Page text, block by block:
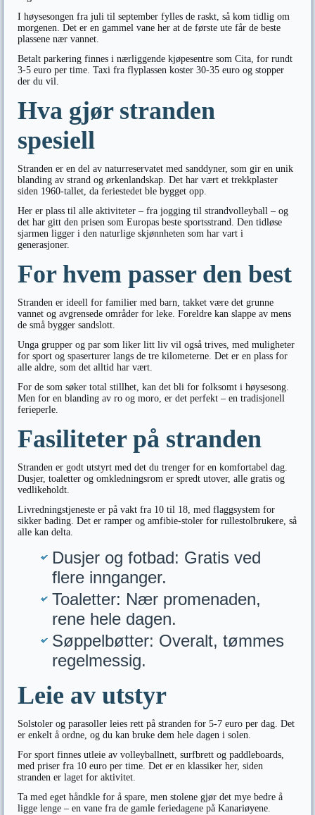
I høysesongen fra juli til september fylles de raskt, så kom tidlig om
morgenen. Det er en gammel vane her at de første ute får de beste
plassene nær vannet.
Betalt parkering finnes i nærliggende kjøpesentre som Cita, for rundt
3-5 euro per time. Taxi fra flyplassen koster 30-35 euro og stopper
der du vil.
Hva gjør stranden
spesiell
Stranden er en del av naturreservatet med sanddyner, som gir en unik
blanding av strand og ørkenlandskap. Det har vært et trekkplaster
siden 1960-tallet, da feriestedet ble bygget opp.
Her er plass til alle aktiviteter – fra jogging til strandvolleyball – og
det har gitt den prisen som Europas beste sportsstrand. Den tidløse
sjarmen ligger i den naturlige skjønnheten som har vart i
generasjoner.
For hvem passer den best
Stranden er ideell for familier med barn, takket være det grunne
vannet og avgrensede områder for leke. Foreldre kan slappe av mens
de små bygger sandslott.
Unga grupper og par som liker litt liv vil også trives, med muligheter
for sport og spaserturer langs de tre kilometerne. Det er en plass for
alle aldre, som det alltid har vært.
For de som søker total stillhet, kan det bli for folksomt i høysesong.
Men for en blanding av ro og moro, er det perfekt – en tradisjonell
ferieperle.
Fasiliteter på stranden
Stranden er godt utstyrt med det du trenger for en komfortabel dag.
Dusjer, toaletter og omkledningsrom er spredt utover, alle gratis og
vedlikeholdt.
Livredningstjeneste er på vakt fra 10 til 18, med flaggsystem for
sikker bading. Det er ramper og amfibie-stoler for rullestolbrukere, så
alle kan delta.
Dusjer og fotbad: Gratis ved
flere innganger.
Toaletter: Nær promenaden,
rene hele dagen.
Søppelbøtter: Overalt, tømmes
regelmessig.
Leie av utstyr
Solstoler og parasoller leies rett på stranden for 5-7 euro per dag. Det
er enkelt å ordne, og du kan bruke dem hele dagen i solen.
For sport finnes utleie av volleyballnett, surfbrett og paddleboards,
med priser fra 10 euro per time. Det er en klassiker her, siden
stranden er laget for aktivitet.
Ta med eget håndkle for å spare, men stolene gjør det mye bedre å
ligge lenge – en vane fra de gamle feriedagene på Kanariøyene.